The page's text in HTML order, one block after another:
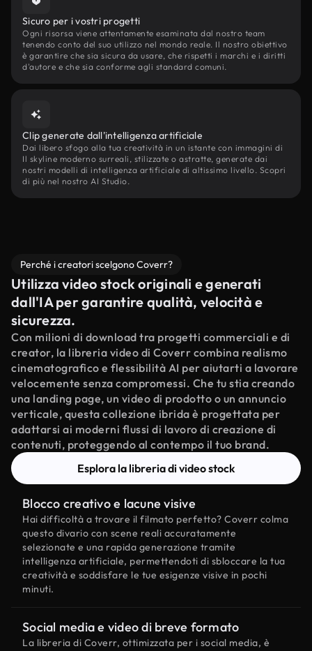
Sicuro per i vostri progetti
Ogni risorsa viene attentamente esaminata dal nostro team
tenendo conto del suo utilizzo nel mondo reale. Il nostro obiettivo
è garantire che sia sicura da usare, che rispetti i marchi e i diritti
d'autore e che sia conforme agli standard comuni.
Clip generate dall'intelligenza artificiale
Dai libero sfogo alla tua creatività in un istante con immagini di
Il skyline moderno surreali, stilizzate o astratte, generate dai
nostri modelli di intelligenza artificiale di altissimo livello. Scopri
di più nel nostro AI Studio.
Perché i creatori scelgono Coverr?
Utilizza video stock originali e generati
dall'IA per garantire qualità, velocità e
sicurezza.
Con milioni di download tra progetti commerciali e di
creator, la libreria video di Coverr combina realismo
cinematografico e flessibilità AI per aiutarti a lavorare
velocemente senza compromessi. Che tu stia creando
una landing page, un video di prodotto o un annuncio
verticale, questa collezione ibrida è progettata per
adattarsi ai moderni flussi di lavoro di creazione di
contenuti, proteggendo al contempo il tuo brand.
Esplora la libreria di video stock
Blocco creativo e lacune visive
Hai difficoltà a trovare il filmato perfetto? Coverr colma
questo divario con scene reali accuratamente
selezionate e una rapida generazione tramite
intelligenza artificiale, permettendoti di sbloccare la tua
creatività e soddisfare le tue esigenze visive in pochi
minuti.
Social media e video di breve formato
La libreria di Coverr, ottimizzata per i social media, è